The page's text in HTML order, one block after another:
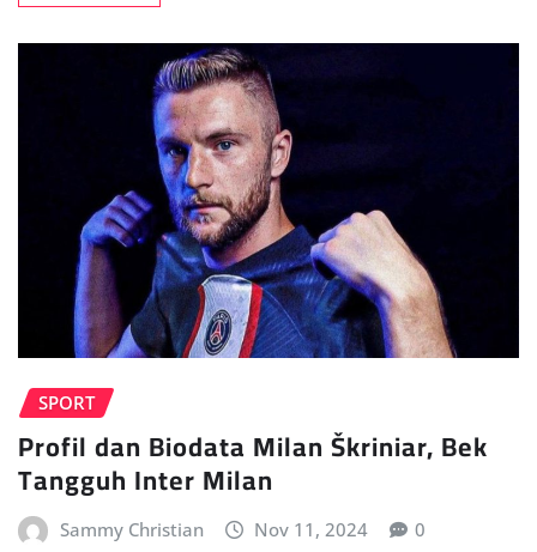
SPORT
Profil dan Biodata Milan Škriniar, Bek
Tangguh Inter Milan
Sammy Christian Nov 11, 2024 0